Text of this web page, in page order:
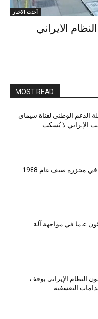
أحدث الاخبار
الايراني
MOST READ
الدعم الوطني لقناة سیمای
الإيراني لا يُسكت
دور مباشر لخميني في مجزرة صيف عام 1988
عاما في مواجهة آلة
النظام الإيراني بوقف
التعسفية